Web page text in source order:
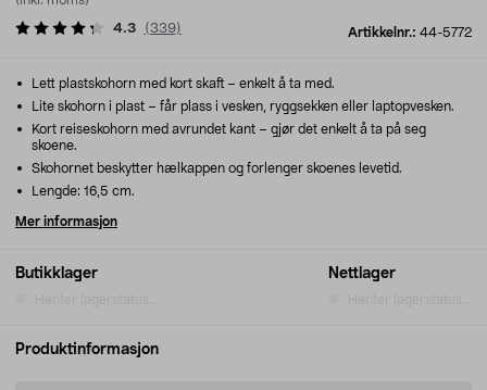
Artikkelnr.: 44-5772
4.3 (339)
Butikklager Nettlager
Lett plastskohorn med kort skaft – enkelt å ta med.
Lite skohorn i plast – får plass i vesken, ryggsekken eller laptopvesken.
Kort reiseskohorn med avrundet kant – gjør det enkelt å ta på seg
skoene.
Skohornet beskytter hælkappen og forlenger skoenes levetid.
Lengde: 16,5 cm.
Mer informasjon
Produktinformasjon